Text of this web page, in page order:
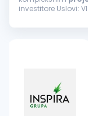
samostalnog rada